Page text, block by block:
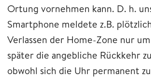
Ortung vornehmen kann. D. h.
Smartphone meldete z.B.
Verlassen der Home-Zone nur
später die angebliche Rückkehr
obwohl sich die Uhr permanent